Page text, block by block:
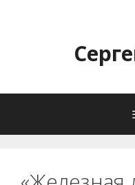
содержимому